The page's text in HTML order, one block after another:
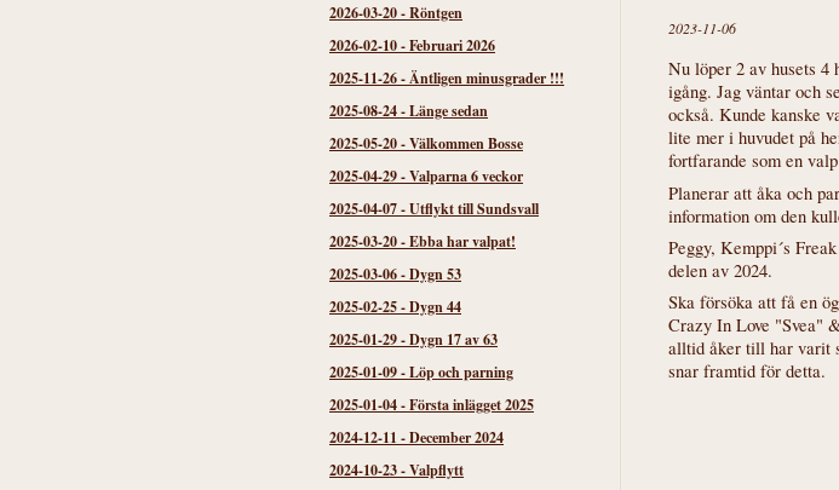
2026-03-20-Röntgen
2026-02-10-Februari 2026
2025-11-26-Äntligen minusgrader !!!
2025-08-24-Länge sedan
2025-05-20-Välkommen Bosse
2025-04-29-Valparna 6 veckor
2025-04-07-Utflykt till Sundsvall
2025-03-20-Ebba har valpat!
2025-03-06-Dygn 53
2025-02-25-Dygn 44
2025-01-29-Dygn 17 av 63
2025-01-09-Löp och parning
2025-01-04-Första inlägget 2025
2024-12-11 -December 2024
2024-10-23-Valpflytt
2023-11-06
Nu löper 2 av husets 4
igång. Jag väntar och
också. Kunde kanske
lite mer i huvudet på
fortfarande som en
Planerar att åka och
information om den
Peggy, Kemppi´s
delen av 2024.
Ska försöka att få en
Crazy In Love "Svea"
alltid åker till har varit
snar framtid för detta.